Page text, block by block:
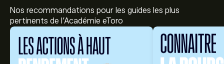
Nos recommandations pour les guides les plus
pertinents de l'Académie eToro